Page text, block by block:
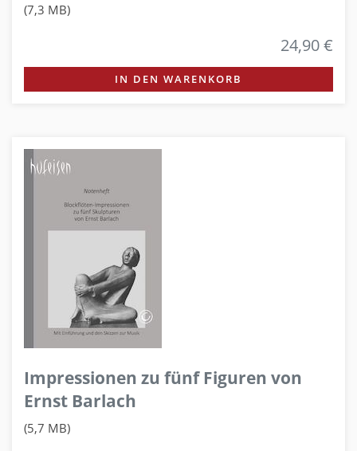
(7,3 MB)
24,90 €
IN DEN WARENKORB
Impressionen zu fünf Figuren von
Ernst Barlach
(5,7 MB)